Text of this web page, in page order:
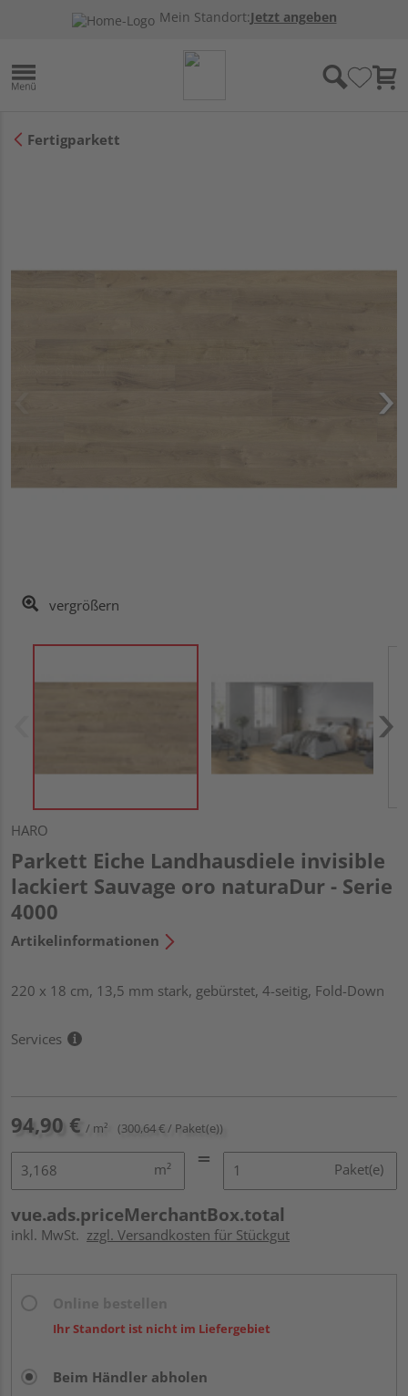
Mein Standort:Jetzt angeben
Fertigparkett
vergrößern
HARO
Parkett Eiche Landhausdiele invisible
lackiert Sauvage oro naturaDur - Serie
4000
Artikelinformationen
220 x 18 cm, 13,5 mm stark, gebürstet, 4-seitig, Fold-Down
Services
94,90 € / m² (300,64 € / Paket(e))
m² Paket(e)
vue.ads.priceMerchantBox.total
inkl. MwSt. zzgl. Versandkosten für Stückgut
Ihr Standort ist nicht im Liefergebiet
Beim Händler abholen